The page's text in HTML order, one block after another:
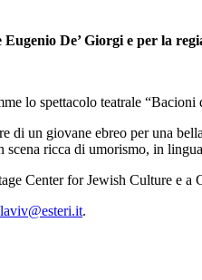
De’ Giorgi e per la
lo spettacolo teatrale
un giovane ebreo per una
ricca di umorismo, in
Center for Jewish Culture e
.